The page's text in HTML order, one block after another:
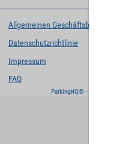
Allgemeinen Geschäftsbedingungen
Datenschutzrichtlinie
Impressum
FAQ
ParkingHQ® - eine Lösung von